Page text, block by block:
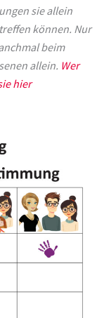
sie allein
können. Nur
beim
allein. Wer
hier